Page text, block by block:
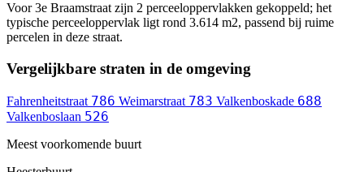
Voor 3e Braamstraat zijn 2 perceeloppervlakken gekoppeld; het
typische perceeloppervlak ligt rond 3.614 m2, passend bij ruime
percelen in deze straat.
Vergelijkbare straten in de omgeving
Fahrenheitstraat 786 Weimarstraat 783 Valkenboskade 688
Valkenboslaan 526
Meest voorkomende buurt